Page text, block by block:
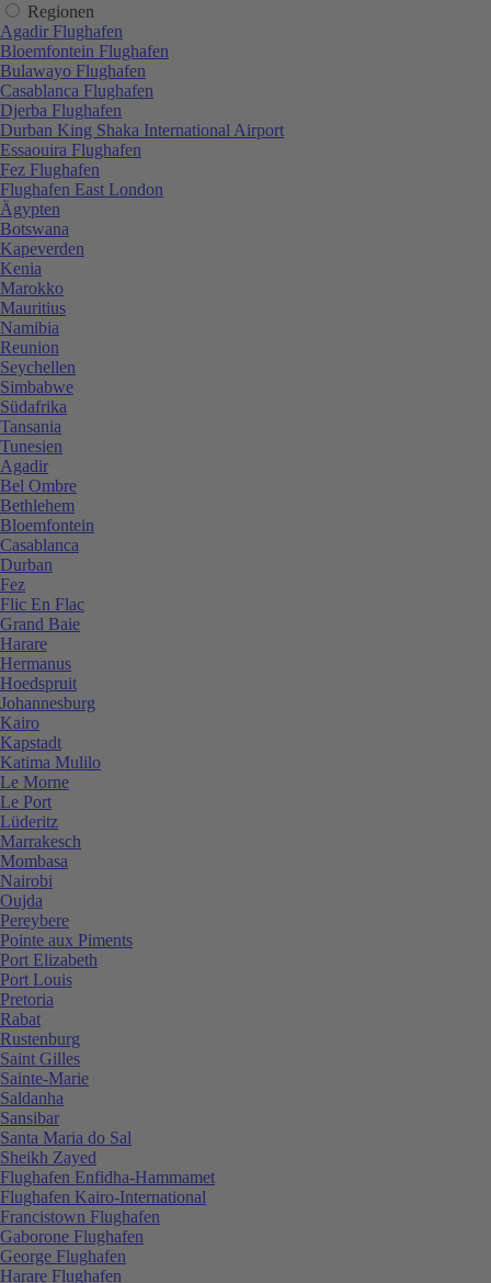
Regionen
Agadir Flughafen
Bloemfontein Flughafen
Bulawayo Flughafen
Casablanca Flughafen
Djerba Flughafen
Durban King Shaka International Airport
Essaouira Flughafen
Fez Flughafen
Flughafen East London
Ägypten
Botswana
Kapeverden
Kenia
Marokko
Mauritius
Namibia
Reunion
Seychellen
Simbabwe
Südafrika
Tansania
Tunesien
Agadir
Bel Ombre
Bethlehem
Bloemfontein
Casablanca
Durban
Fez
Flic En Flac
Grand Baie
Harare
Hermanus
Hoedspruit
Johannesburg
Kairo
Kapstadt
Katima Mulilo
Le Morne
Le Port
Lüderitz
Marrakesch
Mombasa
Nairobi
Oujda
Pereybere
Pointe aux Piments
Port Elizabeth
Port Louis
Pretoria
Rabat
Rustenburg
Saint Gilles
Sainte-Marie
Saldanha
Sansibar
Santa Maria do Sal
Sheikh Zayed
Flughafen Enfidha-Hammamet
Flughafen Kairo-International
Francistown Flughafen
Gaborone Flughafen
George Flughafen
Harare Flughafen